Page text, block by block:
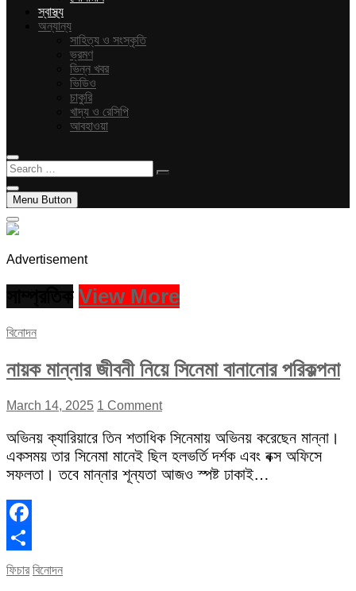
স্বাস্থ্য
অন্যান্য
সাহিত্য ও সংস্কৃতি
ভ্রমণ
ভিন্ন খবর
ভিডিও
চাকুরি
খাদ্য ও রেসিপি
আবহাওয়া
Search
…
Menu Button
Advertisement
View More
বিনোদন
নায়ক মান্নার জীবনী নিয়ে সিনেমা বানানোর পরিকল্পনা
March 14, 2025 1 Comment
অভিনয় ক্যারিয়ারে তিন শতাধিক সিনেমায় অভিনয় করেছেন মান্না।
একসময় তার সিনেমা মানেই ছিল হলভর্তি দর্শক এবং বক্স অফিসে
সফলতা। তবে মান্নার শূন্যতা আজও স্পষ্ট ঢাকাই…
Facebook
Share
ফিচার বিনোদন